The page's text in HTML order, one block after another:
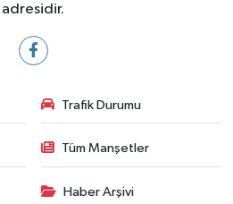
adresidir.
Trafik Durumu
Tüm Manşetler
Haber Arşivi